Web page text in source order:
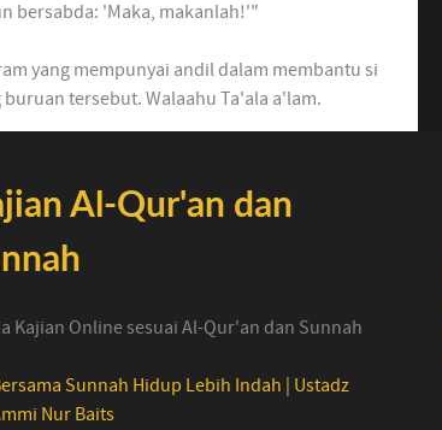
bersabda: 'Maka, makanlah!'"
yang mempunyai andil dalam membantu si
tersebut. Walaahu Ta'ala a'lam.
Al-Qur'an dan
Kajian Online sesuai Al-Qur'an dan Sunnah
Sunnah Hidup Lebih Indah | Ustadz
Nur Baits